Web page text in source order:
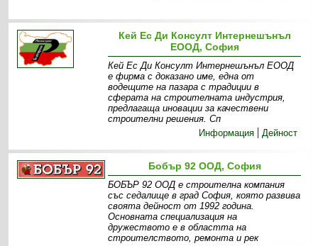
Кей Ес Ди Консулт Интернешънъл
ЕООД, София
Кей Ес Ди Консулт Интернешънъл ЕООД
е фирма с доказано име, една от
водещите на пазара с традиции в
сферата на строителната индустрия,
предлагаща иновации за качествени
строителни решения. Сп
Информация
Дейност
Бобър 92 ООД, София
БОБЪР 92 ООД е строителна компания
със седалище в град София, която развива
своята дейност от 1992 година.
Основната специализация на
дружеството е в областта на
строителството, ремонта и рек